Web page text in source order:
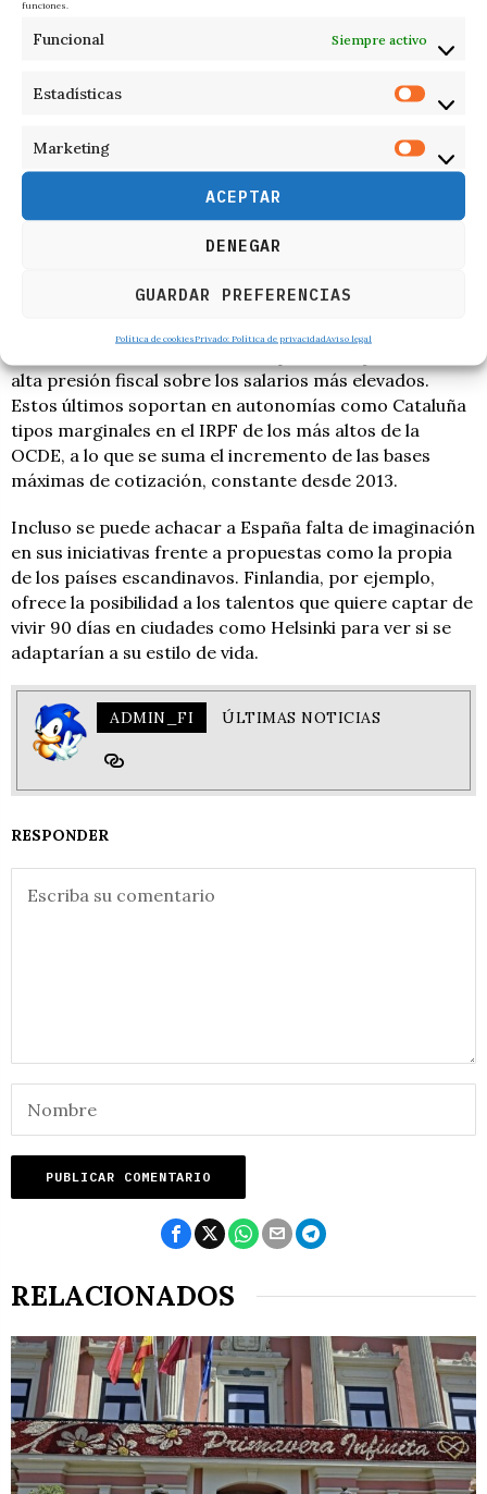
funciones.
Funcional Siempre activo
Estadísticas
Marketing
ACEPTAR
DENEGAR
GUARDAR PREFERENCIAS
Política de cookiesPrivado: Política de privacidadAviso legal
formados se deriva de una maraña de debilidades
gran parte de ellas, se relacionan con el modo en que
las Administraciones gestionan las peticiones de los
posibles interesados.
Económicas ponen de manifiesto que «no existen
ayudas de calado para la investigación básica». Es más,
España presenta una clara desventaja con respecto a
esas ayudas, además, de estar disponibles pueden
alta presión fiscal sobre los salarios más elevados.
Estos últimos soportan en autonomías como Cataluña
tipos marginales en el IRPF de los más altos de la
OCDE, a lo que se suma el incremento de las bases
máximas de cotización, constante desde 2013.
Incluso se puede achacar a España falta de imaginación
en sus iniciativas frente a propuestas como la propia
de los países escandinavos. Finlandia, por ejemplo,
ofrece la posibilidad a los talentos que quiere captar de
vivir 90 días en ciudades como Helsinki para ver si se
adaptarían a su estilo de vida.
ADMIN_FI ÚLTIMAS NOTICIAS
RESPONDER
RELACIONADOS